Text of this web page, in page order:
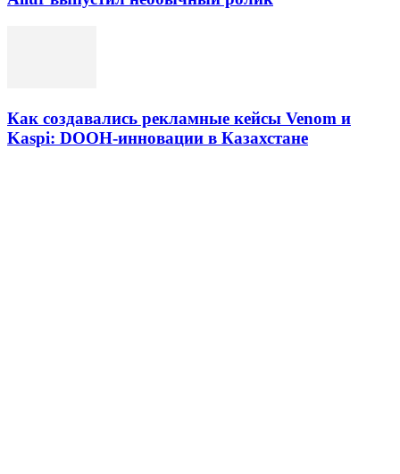
Как создавались рекламные кейсы Venom и
Kaspi: DOOH-инновации в Казахстане